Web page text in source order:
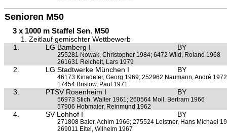
Senioren M50
3 x 1000 m Staffel Sen. M50
1. Zeitlauf gemischter Wettbewerb
1.
LG Bamberg I BY
255281 Nowak, Christopher 1984; 6472 Wild, Roland 1968
261631 Reichelt, Lars 1979
2. LG Stadtwerke München I BY
46173 Kinadeter, Georg 1969; 252962 Naumann, André 1972
17454 Bristow, Paul 1971
3. PTSV Rosenheim I BY
56973 Stich, Walter 1961; 260564 Moll, Bertram 1966
57906 Hobmaier, Reinmund 1962
4. SV Lohhof I BY
271808 Baier, Achim 1966; 275524 Leistner, Hans Michael
269011 Eitel, Wilhelm 1967